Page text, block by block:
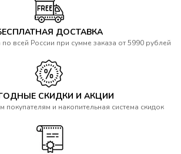
ДОСТАВКА
по всей России при сумме заказа от 5990 рублей
СКИДКИ И АКЦИИ
покупателям и накопительная система скидок